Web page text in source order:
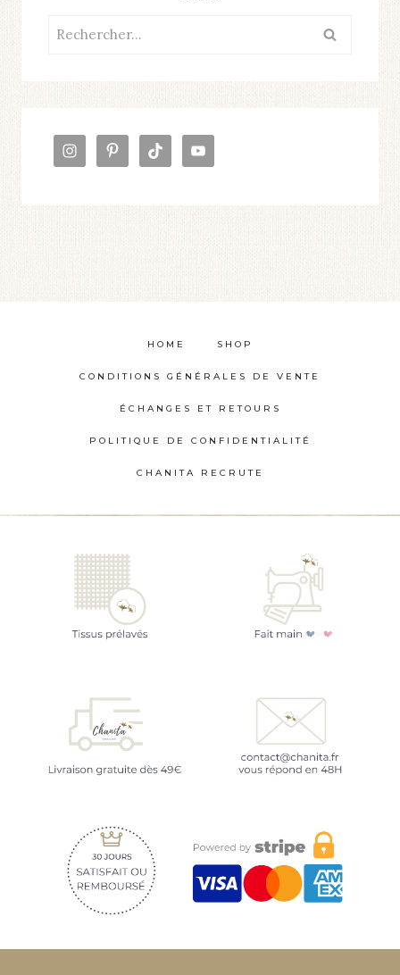
Rechercher :
HOME SHOP
CONDITIONS GÉNÉRALES DE VENTE
ÉCHANGES ET RETOURS
POLITIQUE DE CONFIDENTIALITÉ
CHANITA RECRUTE